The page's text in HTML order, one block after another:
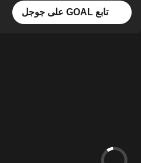
تابع GOAL على جوجل